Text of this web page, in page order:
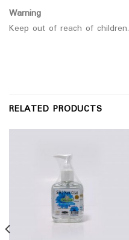
Warning
Keep out of reach of children.
RELATED PRODUCTS